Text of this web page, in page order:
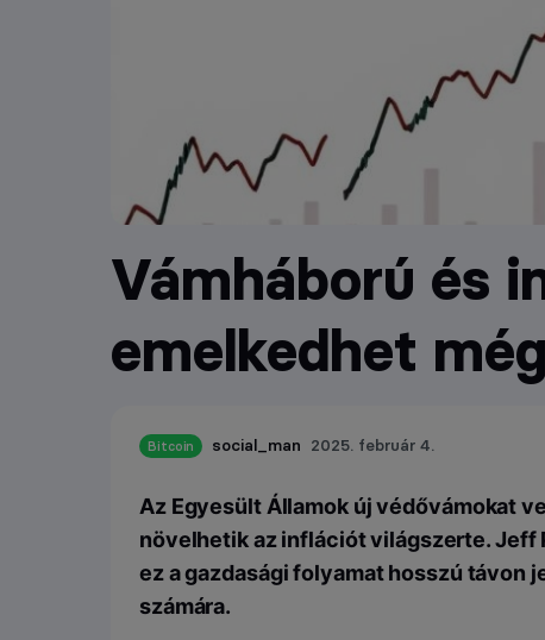
Vámháború és
emelkedhet
Bitcoin social_man 2025. február 4.
Az Egyesült Államok új védővámokat
növelhetik az inflációt világszerte. Jeff
ez a gazdasági folyamat hosszú távon
számára.